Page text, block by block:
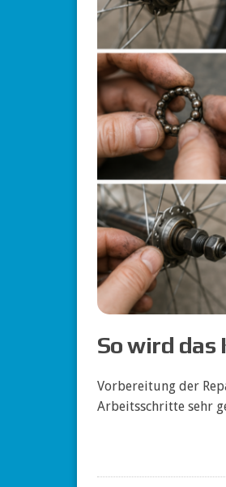
So wird
Vorbereitung der
Arbeitsschritte sehr